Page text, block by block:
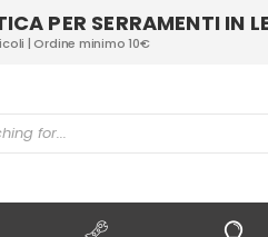
PER SERRAMENTI IN
| Ordine minimo 10€